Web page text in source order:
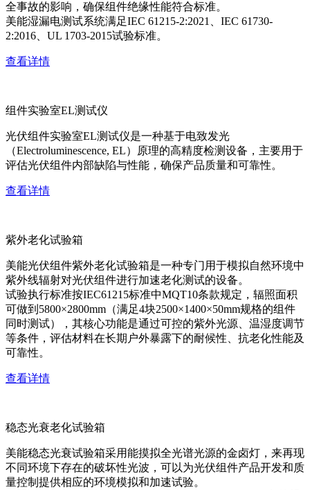
全事故的影响，确保组件绝缘性能符合标准。
美能湿漏电测试系统满足IEC 61215-2:2021、IEC 61730-
2:2016、UL 1703-2015试验标准。
查看详情
组件实验室EL测试仪
光伏组件实验室EL测试仪是一种基于电致发光
（Electroluminescence, EL）原理的高精度检测设备，主要用于
评估光伏组件内部缺陷与性能，确保产品质量和可靠性。
查看详情
紫外老化试验箱
美能光伏组件紫外老化试验箱是一种专门用于模拟自然环境中
紫外线辐射对光伏组件进行加速老化测试的设备。
试验执行标准按IEC61215标准中MQT10条款规定，辐照面积
可做到5800×2800mm（满足4块2500×1400×50mm规格的组件
同时测试），其核心功能是通过可控的紫外光源、温湿度调节
等条件，评估材料在长期户外暴露下的耐候性、抗老化性能及
可靠性。
查看详情
稳态光衰老化试验箱
美能稳态光衰试验箱采用能摸拟全光谱光源的金卤灯，来再现
不同环境下存在的破坏性光波，可以为光伏组件产品开发和质
量控制提供相应的环境模拟和加速试验。